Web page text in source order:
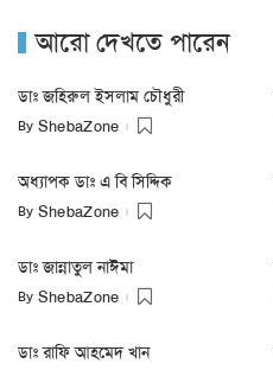
আরো দেখতে পারেন
ডাঃ জহিরুল ইসলাম চৌধুরী
By ShebaZone
অধ্যাপক ডাঃ এ বি সিদ্দিক
By ShebaZone
ডাঃ জান্নাতুল নাঈমা
By ShebaZone
ডাঃ রাফি আহমেদ খান